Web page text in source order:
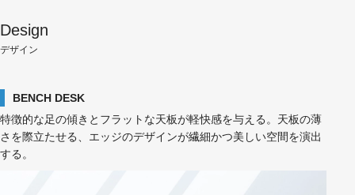
Design
デザイン
BENCH DESK
特徴的な足の傾きとフラットな天板が軽快感を与える。天板の薄
さを際立たせる、エッジのデザインが繊細かつ美しい空間を演出
する。